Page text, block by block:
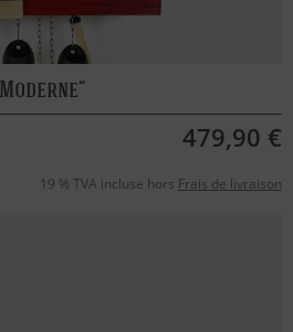
479,90 €
19 % TVA incluse hors Frais de livraison